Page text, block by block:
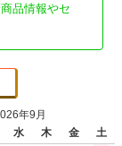
品情報やセ
年9月
水 木 金
土